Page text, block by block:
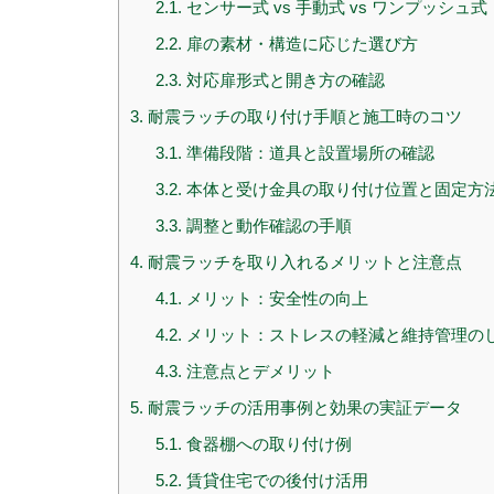
2.1. センサー式 vs 手動式 vs ワンプッシュ式
2.2. 扉の素材・構造に応じた選び方
2.3. 対応扉形式と開き方の確認
3. 耐震ラッチの取り付け手順と施工時のコツ
3.1. 準備段階：道具と設置場所の確認
3.2. 本体と受け金具の取り付け位置と固定方
3.3. 調整と動作確認の手順
4. 耐震ラッチを取り入れるメリットと注意点
4.1. メリット：安全性の向上
4.2. メリット：ストレスの軽減と維持管理の
4.3. 注意点とデメリット
5. 耐震ラッチの活用事例と効果の実証データ
5.1. 食器棚への取り付け例
5.2. 賃貸住宅での後付け活用